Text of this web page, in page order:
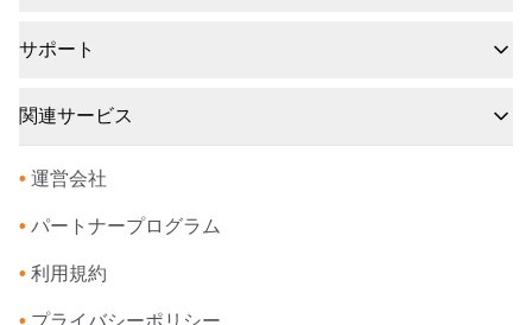
サポート
関連サービス
• 運営会社
• パートナープログラム
• 利用規約
• プライバシーポリシー